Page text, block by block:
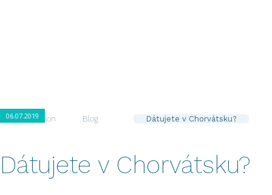
Introduction Blog Dátujete v Chorvátsku?
06.07.2019
Dátujete v Chorvátsku?